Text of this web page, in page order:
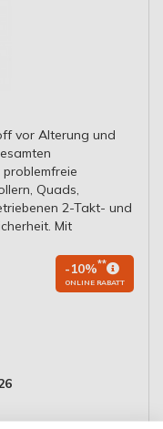
vor Alterung und
Quads,
2-Takt- und
Mit
-10%**
ONLINE RABATT